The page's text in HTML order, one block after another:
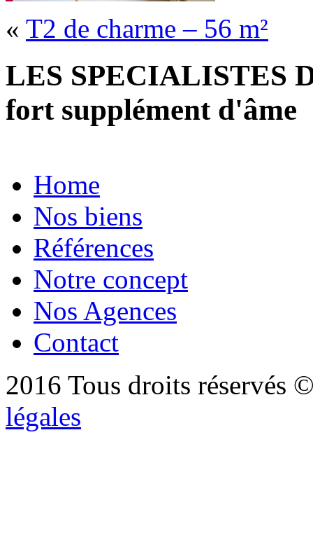
« T2 de charme – 56 m²
LES SPECIALISTES
fort supplément d'âme
Home
Nos biens
Références
Notre concept
Nos Agences
Contact
2016 Tous droits réservés
légales